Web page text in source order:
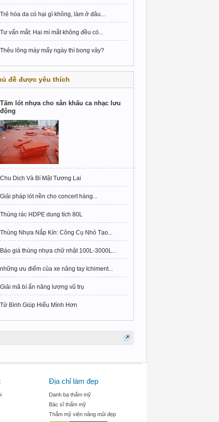
Trẻ hóa da có hại gì không, làm ở đâu...
Tư vấn mắt: Hai mí mắt không đều có...
Thêu lông mày mấy ngày thì bong vảy?
đề được yêu thích
Tấm lót nhựa cho sân khấu ca nhạc lưu
động
Chu Dịch Và Bí Mật Tương Lai
Giải pháp lót nền cho concert hàng...
Thùng rác HDPE dung tích 80L
Thùng Nhựa Nắp Kín: Công Cụ Nhỏ Tạo...
Báo giá thùng nhựa chữ nhật 100L-3000L...
những ưu điểm của xe nâng tay Ichiment...
Giải mã bí ẩn năng lượng vũ trụ
Tử Bình Giúp Hiểu Mình Hơn
Địa chỉ làm đẹp
Danh bạ thẩm mỹ
Bác sĩ thẩm mỹ
Thẩm mỹ viện nâng mũi đẹp